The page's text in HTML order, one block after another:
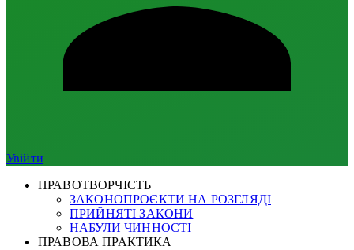
Увійти
ПРАВОТВОРЧІСТЬ
ЗАКОНОПРОЄКТИ НА РОЗГЛЯДІ
ПРИЙНЯТІ ЗАКОНИ
НАБУЛИ ЧИННОСТІ
ПРАВОВА ПРАКТИКА